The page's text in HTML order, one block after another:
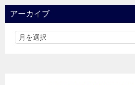
アーカイブ